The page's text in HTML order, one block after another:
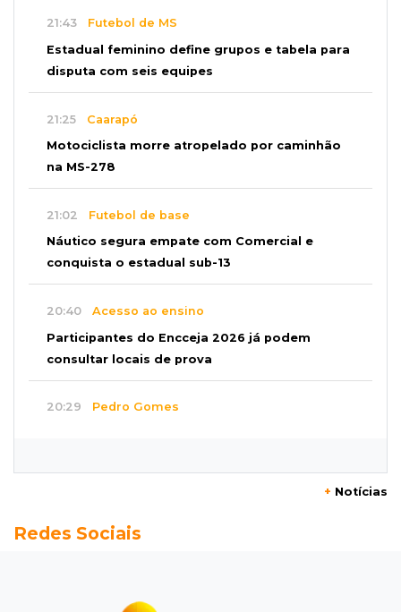
21:43 Futebol de MS
Estadual feminino define grupos e tabela para
disputa com seis equipes
21:25 Caarapó
Motociclista morre atropelado por caminhão
na MS-278
21:02 Futebol de base
Náutico segura empate com Comercial e
conquista o estadual sub-13
20:40 Acesso ao ensino
Participantes do Encceja 2026 já podem
consultar locais de prova
20:29 Pedro Gomes
Pantanal treina em Goiânia antes de jogo que
Campeonato Brasileiro
+ Notícias
Redes Sociais